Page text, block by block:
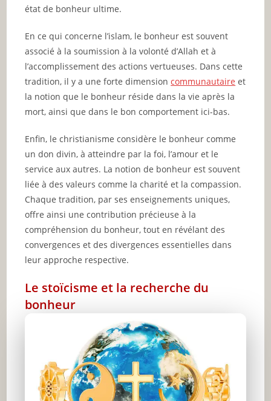
état de bonheur ultime.
En ce qui concerne l’islam, le bonheur est souvent
associé à la soumission à la volonté d’Allah et à
l’accomplissement des actions vertueuses. Dans cette
tradition, il y a une forte dimensioncommunautaire et
la notion que le bonheur réside dans la vie après la
mort, ainsi que dans le bon comportement ici-bas.
Enfin, le christianisme considère le bonheur comme
un don divin, à atteindre par la foi, l’amour et le
service aux autres. La notion de bonheur est souvent
liée à des valeurs comme la charité et la compassion.
Chaque tradition, par ses enseignements uniques,
offre ainsi une contribution précieuse à la
compréhension du bonheur, tout en révélant des
convergences et des divergences essentielles dans
leur approche respective.
Le stoïcisme et la recherche du
bonheur